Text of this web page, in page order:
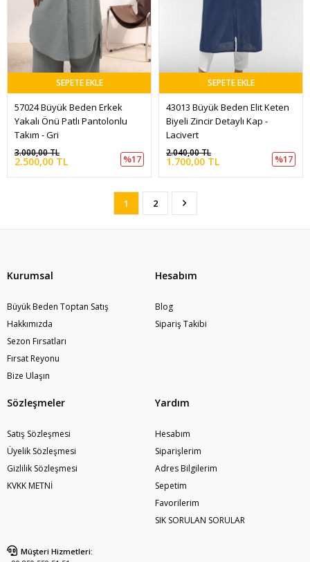
SEPETE EKLE
57024 Büyük Beden Erkek
Yakalı Önü Patlı Pantolonlu
Takım - Gri
2.500,00 TL
3.000,00 TL
%17
SEPETE EKLE
43013 Büyük Beden Elit Keten
Biyeli Zincir Detaylı Kap -
Lacivert
1.700,00 TL
2.040,00 TL
%17
1 2
Kurumsal
Büyük Beden Toptan Satış
Hakkımızda
Sezon Fırsatları
Fırsat Reyonu
Bize Ulaşın
Hesabım
Blog
Sipariş Takibi
Sözleşmeler
Satış Sözleşmesi
Üyelik Sözleşmesi
Gizlilik Sözleşmesi
KVKK METNİ
Yardım
Hesabım
Siparişlerim
Adres Bilgilerim
Sepetim
Favorilerim
SIK SORULAN SORULAR
Müşteri Hizmetleri: